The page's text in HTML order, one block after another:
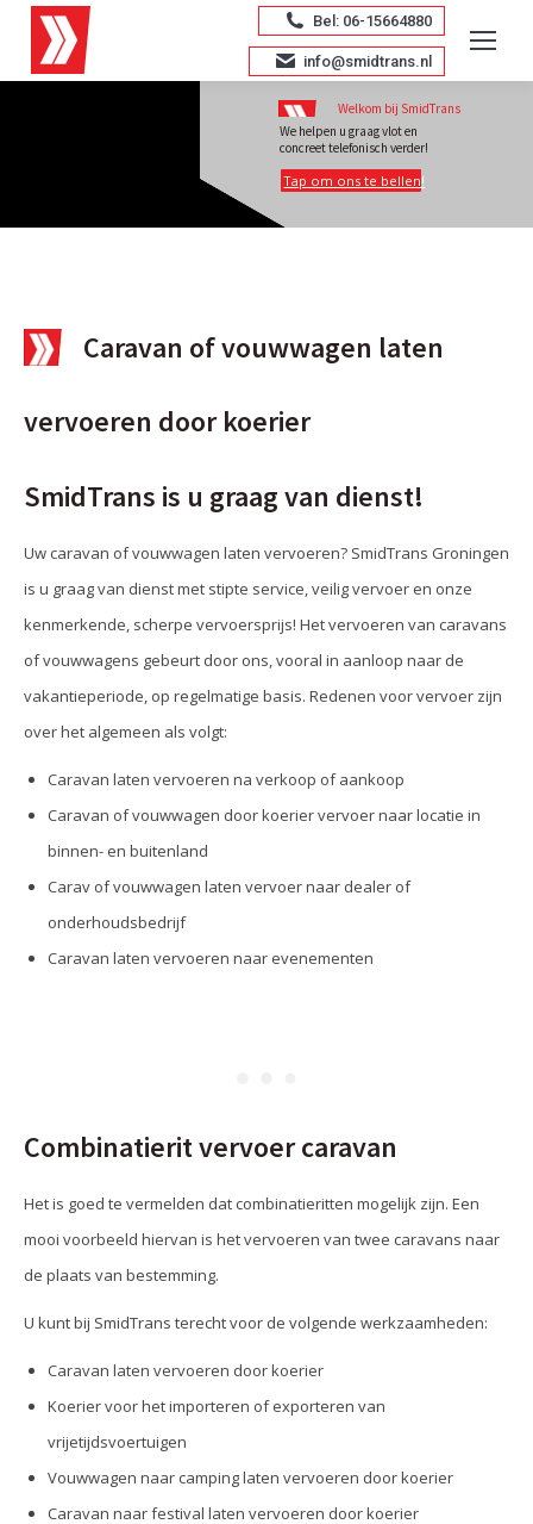
Bel: 06-15664880
info@smidtrans.nl
Welkom bij SmidTrans
We helpen u graag vlot en
concreet telefonisch verder!
Tap om ons te bellen!
Caravan of vouwwagen laten
vervoeren door koerier
SmidTrans is u graag van dienst!
Uw caravan of vouwwagen laten vervoeren? SmidTrans Groningen
is u graag van dienst met stipte service, veilig vervoer en onze
kenmerkende, scherpe vervoersprijs! Het vervoeren van caravans
of vouwwagens gebeurt door ons, vooral in aanloop naar de
vakantieperiode, op regelmatige basis. Redenen voor vervoer zijn
over het algemeen als volgt:
Caravan laten vervoeren na verkoop of aankoop
Caravan of vouwwagen door koerier vervoer naar locatie in
binnen- en buitenland
Carav of vouwwagen laten vervoer naar dealer of
onderhoudsbedrijf
Caravan laten vervoeren naar evenementen
Combinatierit vervoer caravan
Het is goed te vermelden dat combinatieritten mogelijk zijn. Een
mooi voorbeeld hiervan is het vervoeren van twee caravans naar
de plaats van bestemming.
U kunt bij SmidTrans terecht voor de volgende werkzaamheden:
Caravan laten vervoeren door koerier
Koerier voor het importeren of exporteren van
vrijetijdsvoertuigen
Vouwwagen naar camping laten vervoeren door koerier
Caravan naar festival laten vervoeren door koerier